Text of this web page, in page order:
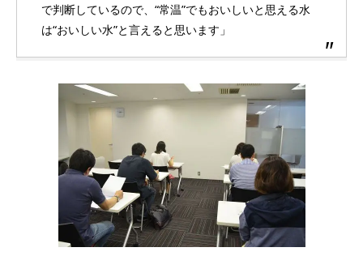
で判断しているので、“常温”でもおいしいと思える水
は“おいしい水”と言えると思います」